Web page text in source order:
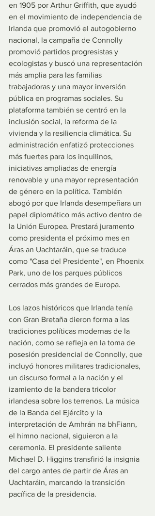
en 1905 por Arthur Griffith, que ayudó
en el movimiento de independencia de
Irlanda que promovió el autogobierno
nacional, la campaña de Connolly
promovió partidos progresistas y
ecologistas y buscó una representación
más amplia para las familias
trabajadoras y una mayor inversión
pública en programas sociales. Su
plataforma también se centró en la
inclusión social, la reforma de la
vivienda y la resiliencia climática. Su
administración enfatizó protecciones
más fuertes para los inquilinos,
iniciativas ampliadas de energía
renovable y una mayor representación
de género en la política. También
abogó por que Irlanda desempeñara un
papel diplomático más activo dentro de
la Unión Europea. Prestará juramento
como presidenta el próximo mes en
Áras an Uachtaráin, que se traduce
como "Casa del Presidente", en Phoenix
Park, uno de los parques públicos
cerrados más grandes de Europa.
Los lazos históricos que Irlanda tenía
con Gran Bretaña dieron forma a las
tradiciones políticas modernas de la
nación, como se refleja en la toma de
posesión presidencial de Connolly, que
incluyó honores militares tradicionales,
un discurso formal a la nación y el
izamiento de la bandera tricolor
irlandesa sobre los terrenos. La música
de la Banda del Ejército y la
interpretación de Amhrán na bhFiann,
el himno nacional, siguieron a la
ceremonia. El presidente saliente
Michael D. Higgins transfirió la insignia
del cargo antes de partir de Áras an
Uachtaráin, marcando la transición
pacífica de la presidencia.